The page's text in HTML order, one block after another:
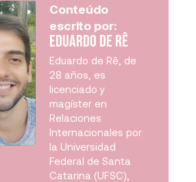
Conteúdo
escrito por:
Eduardo de Rê
Eduardo de Rê, de
28 años, es
licenciado y
magíster en
Relaciones
Internacionales por
la Universidad
Federal de Santa
Catarina (UFSC),